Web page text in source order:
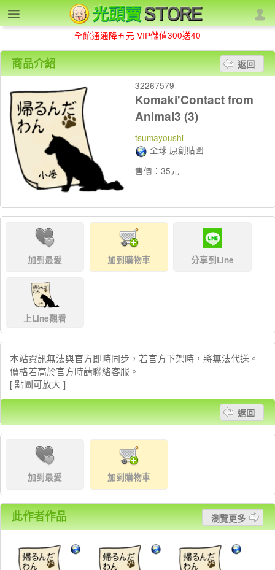
全館通通降五元 VIP儲值300送40
商品介紹
返回
32267579
Komaki'Contact from
Animal3 (3)
tsumayoushi
全球 原創貼圖
售價：35元
加到最愛 加到購物車 分享到Line
上Line觀看
本站資訊無法與官方即時同步，若官方下架時，將無法代送。
價格若高於官方時請聯絡客服。
[ 點圖可放大 ]
返回
加到最愛 加到購物車
此作者作品 瀏覽更多